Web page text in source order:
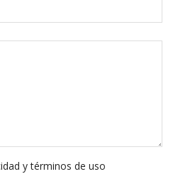
y términos de uso